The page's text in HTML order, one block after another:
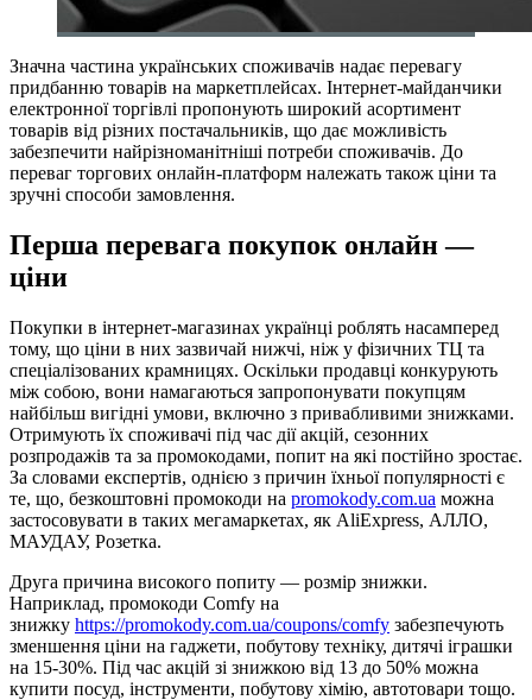
Значна частина українських споживачів надає перевагу
придбанню товарів на маркетплейсах. Інтернет-майданчики
електронної торгівлі пропонують широкий асортимент
товарів від різних постачальників, що дає можливість
забезпечити найрізноманітніші потреби споживачів. До
переваг торгових онлайн-платформ належать також ціни та
зручні способи замовлення.
Перша перевага покупок онлайн —
ціни
Покупки в інтернет-магазинах українці роблять насамперед
тому, що ціни в них зазвичай нижчі, ніж у фізичних ТЦ та
спеціалізованих крамницях. Оскільки продавці конкурують
між собою, вони намагаються запропонувати покупцям
найбільш вигідні умови, включно з привабливими знижками.
Отримують їх споживачі під час дії акцій, сезонних
розпродажів та за промокодами, попит на які постійно зростає.
За словами експертів, однією з причин їхньої популярності є
те, що, безкоштовні промокоди на promokody.com.ua можна
застосовувати в таких мегамаркетах, як AliExpress, АЛЛО,
МАУДАУ, Розетка.
Друга причина високого попиту — розмір знижки.
Наприклад, промокоди Comfy на
знижку https://promokody.com.ua/coupons/comfy забезпечують
зменшення ціни на гаджети, побутову техніку, дитячі іграшки
на 15-30%. Під час акцій зі знижкою від 13 до 50% можна
купити посуд, інструменти, побутову хімію, автотовари тощо.